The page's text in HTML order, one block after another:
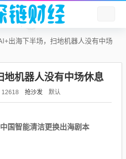
出海下半场，扫地机器人没有中场
地机器人没有中场休息
12618 抢沙发 默认
国智能清洁更换出海剧本